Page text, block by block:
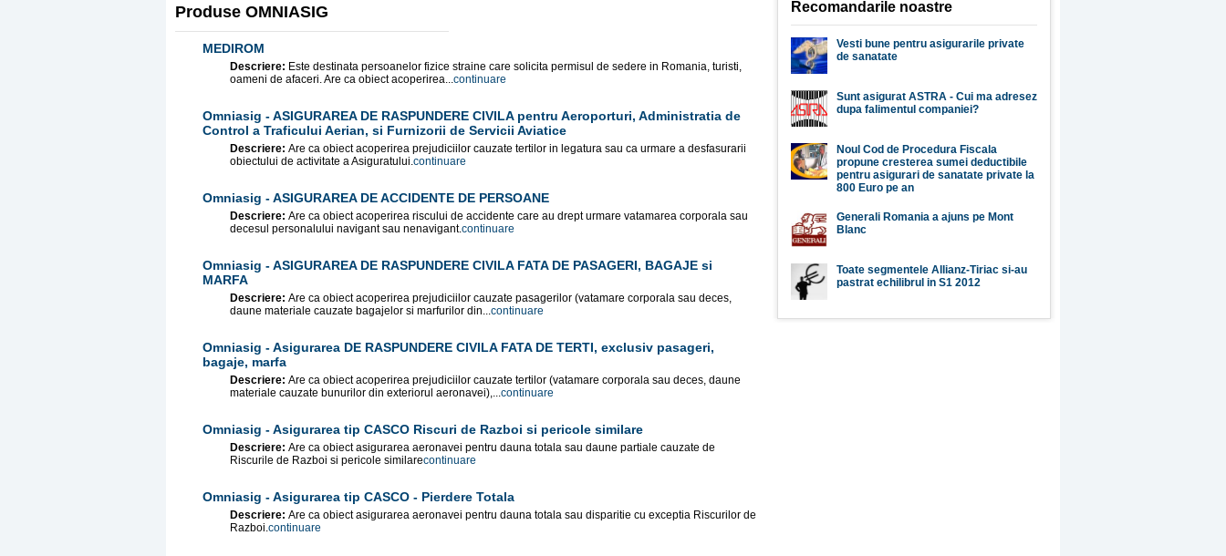
Produse OMNIASIG
MEDIROM
Descriere: Este destinata persoanelor fizice straine care solicita permisul de sedere in Romania, turisti,
oameni de afaceri. Are ca obiect acoperirea...continuare
Omniasig - ASIGURAREA DE RASPUNDERE CIVILA pentru Aeroporturi, Administratia de
Control a Traficului Aerian, si Furnizorii de Servicii Aviatice
Descriere: Are ca obiect acoperirea prejudiciilor cauzate tertilor in legatura sau ca urmare a desfasurarii
obiectului de activitate a Asiguratului.continuare
Omniasig - ASIGURAREA DE ACCIDENTE DE PERSOANE
Descriere: Are ca obiect acoperirea riscului de accidente care au drept urmare vatamarea corporala sau
decesul personalului navigant sau nenavigant.continuare
Omniasig - ASIGURAREA DE RASPUNDERE CIVILA FATA DE PASAGERI, BAGAJE si
MARFA
Descriere: Are ca obiect acoperirea prejudiciilor cauzate pasagerilor (vatamare corporala sau deces,
daune materiale cauzate bagajelor si marfurilor din...continuare
Omniasig - Asigurarea DE RASPUNDERE CIVILA FATA DE TERTI, exclusiv pasageri,
bagaje, marfa
Descriere: Are ca obiect acoperirea prejudiciilor cauzate tertilor (vatamare corporala sau deces, daune
materiale cauzate bunurilor din exteriorul aeronavei),...continuare
Omniasig - Asigurarea tip CASCO Riscuri de Razboi si pericole similare
Descriere: Are ca obiect asigurarea aeronavei pentru dauna totala sau daune partiale cauzate de
Riscurile de Razboi si pericole similarecontinuare
Omniasig - Asigurarea tip CASCO - Pierdere Totala
Descriere: Are ca obiect asigurarea aeronavei pentru dauna totala sau disparitie cu exceptia Riscurilor de
Razboi.continuare
Recomandarile noastre
Vesti bune pentru asigurarile private
de sanatate
Sunt asigurat ASTRA - Cui ma adresez
dupa falimentul companiei?
Noul Cod de Procedura Fiscala
propune cresterea sumei deductibile
pentru asigurari de sanatate private la
800 Euro pe an
Generali Romania a ajuns pe Mont
Blanc
Toate segmentele Allianz-Tiriac si-au
pastrat echilibrul in S1 2012